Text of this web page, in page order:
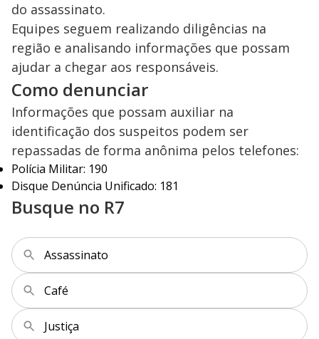
do assassinato.
Equipes seguem realizando diligências na
região e analisando informações que possam
ajudar a chegar aos responsáveis.
Como denunciar
Informações que possam auxiliar na
identificação dos suspeitos podem ser
repassadas de forma anônima pelos telefones:
Polícia Militar: 190
Disque Denúncia Unificado: 181
Busque no R7
Assassinato
Café
Justiça